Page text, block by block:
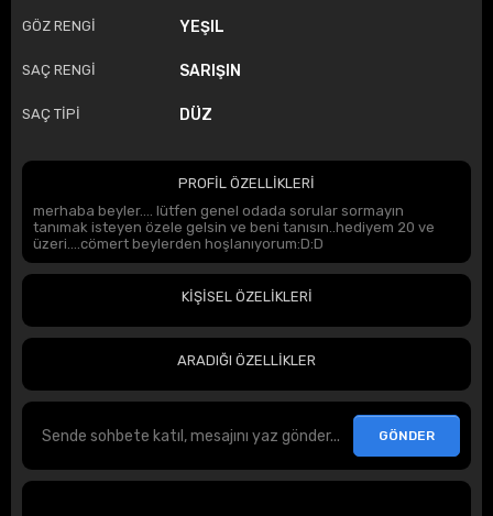
GÖZ RENGİ YEŞIL
SAÇ RENGİ SARIŞIN
SAÇ TİPİ DÜZ
PROFİL ÖZELLİKLERİ
merhaba beyler.... lütfen genel odada sorular sormayın
tanımak isteyen özele gelsin ve beni tanısın..hediyem 20 ve
üzeri....cömert beylerden hoşlanıyorum:D:D
KİŞİSEL ÖZELİKLERİ
ARADIĞI ÖZELLİKLER